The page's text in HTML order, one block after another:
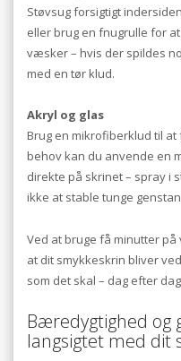
Støvsug forsigtigt
eller brug en fnugrulle for
væsker – hvis der spildes
med en tør klud.
Akryl og glas
Brug en mikrofiberklud til
behov kan du anvende en
direkte på skrinet – spray i
ikke at stable tunge
Ved at bruge få minutter
at dit smykkeskrin bliver
som det skal – dag efter
Bæredygtighed og
langsigtet med dit